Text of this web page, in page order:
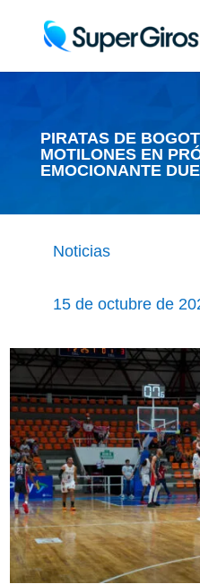
PIRATAS DE
MOTILONES EN
EMOCIONANTE
Noticias
15 de octubre de